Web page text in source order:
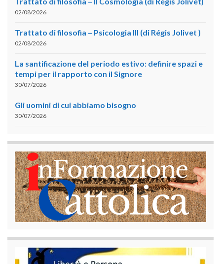
02/08/2026
Trattato di filosofia – Psicologia III (di Régis Jolivet )
02/08/2026
La santificazione del periodo estivo: definire spazi e
tempi per il rapporto con il Signore
30/07/2026
Gli uomini di cui abbiamo bisogno
30/07/2026